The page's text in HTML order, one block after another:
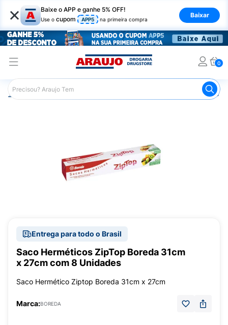
× Baixe o APP e ganhe 5% OFF!
Use o cupom APP5 na primeira compra
Baixar
0
Araujo Mercado Comemorações
Entrega para todo o Brasil
Saco Herméticos ZipTop Boreda 31cm
x 27cm com 8 Unidades
Saco Hermético Ziptop Boreda 31cm x 27cm
Marca:BOREDA